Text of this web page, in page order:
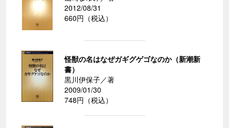
2012/08/31
660円（税込）
怪獣の名はなぜガギグゲゴなのか（新潮新
書）
黒川伊保子／著
2009/01/30
748円（税込）